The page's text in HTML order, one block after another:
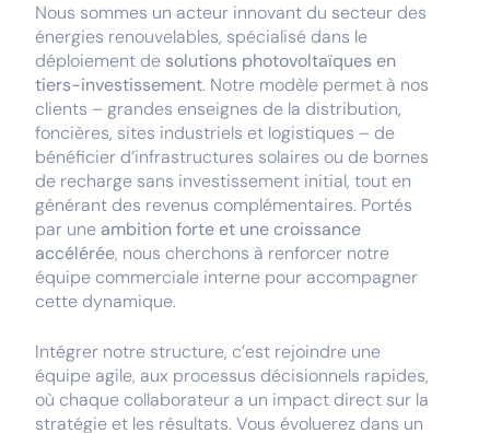
Nous sommes un acteur innovant du secteur des
énergies renouvelables, spécialisé dans le
déploiement de solutions photovoltaïques en
tiers-investissement. Notre modèle permet à nos
clients – grandes enseignes de la distribution,
foncières, sites industriels et logistiques – de
bénéficier d’infrastructures solaires ou de bornes
de recharge sans investissement initial, tout en
générant des revenus complémentaires. Portés
par une ambition forte et une croissance
accélérée, nous cherchons à renforcer notre
équipe commerciale interne pour accompagner
cette dynamique.
Intégrer notre structure, c’est rejoindre une
équipe agile, aux processus décisionnels rapides,
où chaque collaborateur a un impact direct sur la
stratégie et les résultats. Vous évoluerez dans un